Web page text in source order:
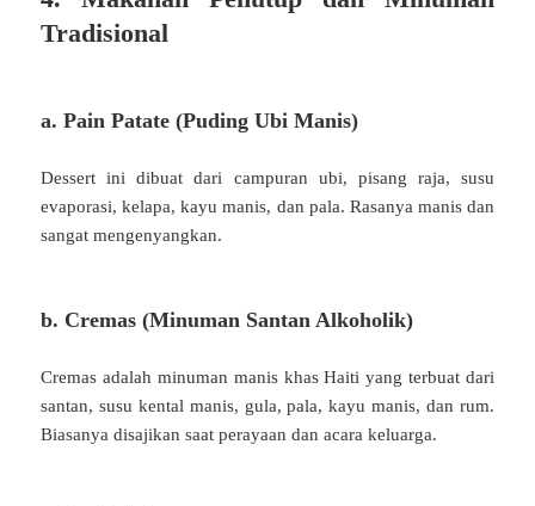
Tradisional
a. Pain Patate (Puding Ubi Manis)
Dessert ini dibuat dari campuran ubi, pisang raja, susu
evaporasi, kelapa, kayu manis, dan pala. Rasanya manis dan
sangat mengenyangkan.
b. Cremas (Minuman Santan Alkoholik)
Cremas adalah minuman manis khas Haiti yang terbuat dari
santan, susu kental manis, gula, pala, kayu manis, dan rum.
Biasanya disajikan saat perayaan dan acara keluarga.